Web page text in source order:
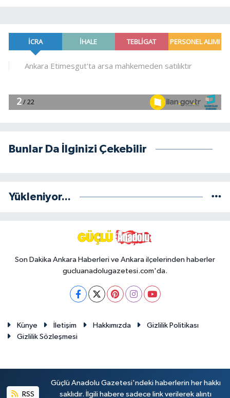
Bunlar Da İlginizi Çekebilir
Yükleniyor...
Son Dakika Ankara Haberleri ve Ankara ilçelerinden haberler
gucluanadolugazetesi.com'da.
Künye İletişim Hakkımızda
Gizlilik Politikası
Gizlilik Sözleşmesi
RSS
Güçlü Anadolu Gazetesi'ndeki haberlerin her hakkı
saklıdır. İlgili habere sadece link verilerek alıntı